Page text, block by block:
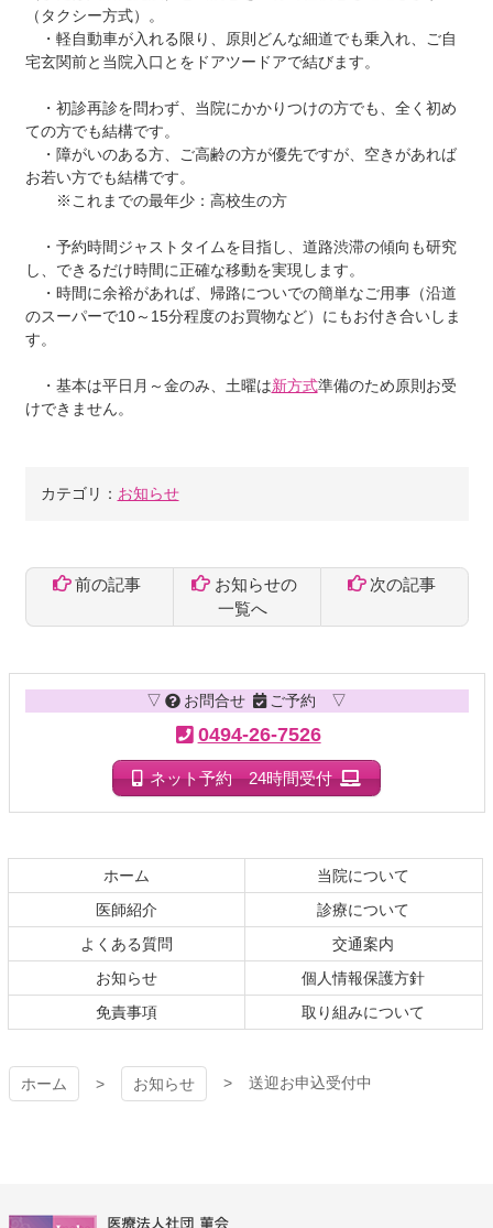
（タクシー方式）。
・軽自動車が入れる限り、原則どんな細道でも乗入れ、ご自
宅玄関前と当院入口とをドアツードアで結びます。
・初診再診を問わず、当院にかかりつけの方でも、全く初め
ての方でも結構です。
・障がいのある方、ご高齢の方が優先ですが、空きがあれば
お若い方でも結構です。
※これまでの最年少：高校生の方
・予約時間ジャストタイムを目指し、道路渋滞の傾向も研究
し、できるだけ時間に正確な移動を実現します。
・時間に余裕があれば、帰路についでの簡単なご用事（沿道
のスーパーで10～15分程度のお買物など）にもお付き合いしま
す。
・基本は平日月～金のみ、土曜は新方式準備のため原則お受
けできません。
カテゴリ： お知らせ
前の記事
お知らせの
一覧へ
次の記事
戻
▽ お問合せ ご予約 ▽
0494-26-7526
ネット予約 24時間受付
ホーム
当院について
医師紹介
診療について
よくある質問
交通案内
お知らせ
個人情報保護方針
免責事項
取り組みについて
ホーム お知らせ 送迎お申込受付中